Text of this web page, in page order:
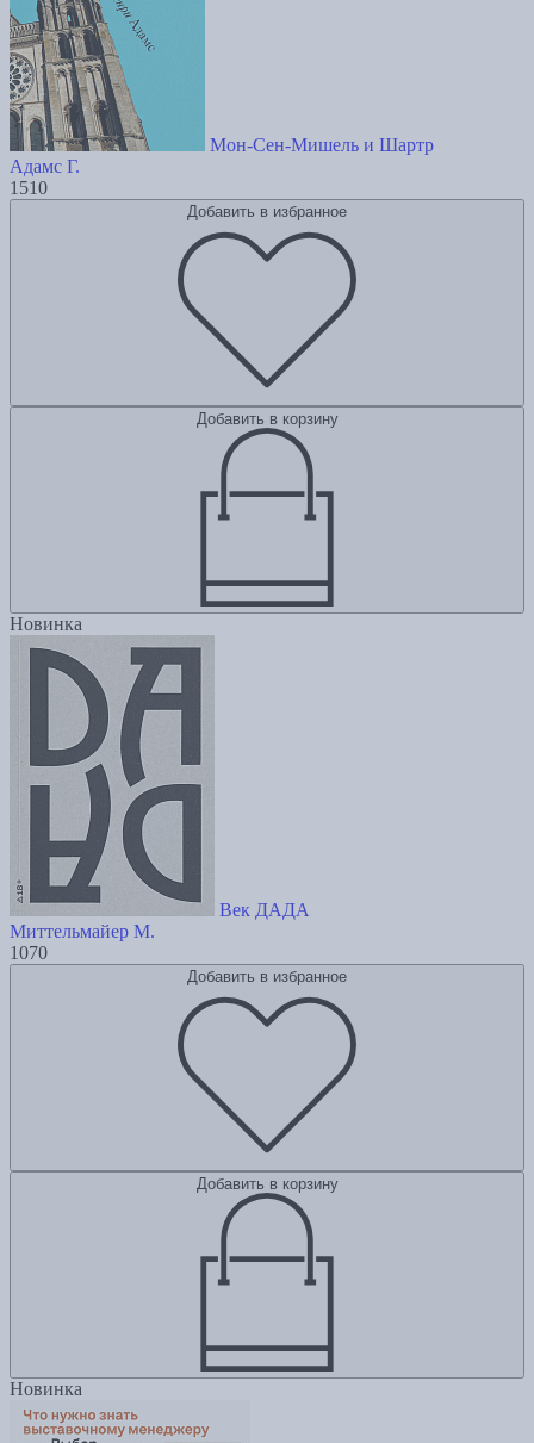
Мон-Сен-Мишель и Шартр
Адамс Г.
1510
Добавить в избранное
Добавить в корзину
Новинка
Век ДАДА
Миттельмайер М.
1070
Добавить в избранное
Добавить в корзину
Новинка